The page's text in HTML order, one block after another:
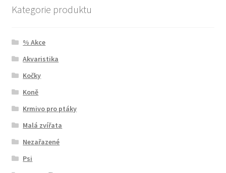
Kategorie produktu
% Akce
Akvaristika
Kočky
Koně
Krmivo pro ptáky
Malá zvířata
Nezařazené
Psi